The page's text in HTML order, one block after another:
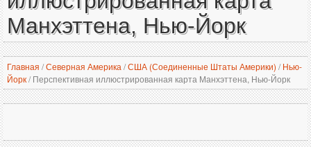
Манхэттена, Нью-Йорк
Главная /Северная Америка /США (Соединенные Штаты Америки) / Нью-
Йорк/Перспективная иллюстрированная карта Манхэттена, Нью-Йорк